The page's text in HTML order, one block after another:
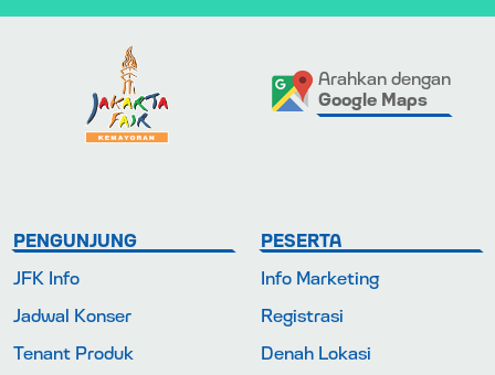
Arahkan dengan
Google Maps
PENGUNJUNG
JFK Info
Jadwal Konser
Tenant Produk
PESERTA
Info Marketing
Registrasi
Denah Lokasi